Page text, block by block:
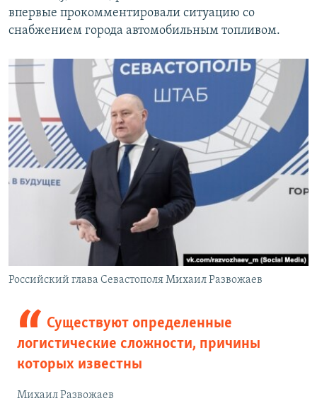
впервые прокомментировали ситуацию со
снабжением города автомобильным топливом.
Российский глава Севастополя Михаил Развожаев
Существуют определенные
логистические сложности, причины
которых известны
Михаил Развожаев